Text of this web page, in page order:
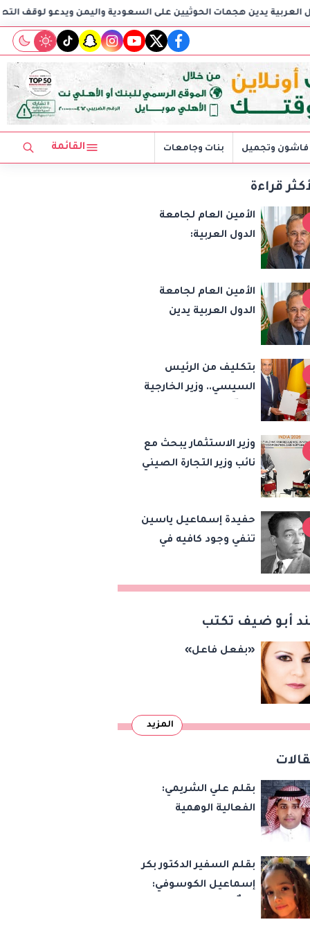
هجمات الحوثيين على السعودية واليمن ويدعو لوقف التصعيد
facebook
twitter
youtube
instagram
snapchat
tiktok
فاشون وتجميل بنات وجامعات القائمة
قراءة
الأمين العام لجامعة
الدول العربية:
المنطقة
الأمين العام لجامعة
الدول العربية يدين
لوقف التصعيد
بتكليف من الرئيس
السيسي.. وزير الخارجية
تعزيز الشراكة
الاستراتيجية بين
وزير الاستثمار يبحث مع
نائب وزير التجارة الصيني
الصادرات المصرية على
هامش اجتماعات
حفيدة إسماعيل ياسين
تنفي وجود كافيه في
أبو ضيف تكتب
«بفعل فاعل»
المزيد
بقلم علي الشريمي:
الفعالية الوهمية
بقلم السفير الدكتور بكر
إسماعيل الكوسوفي: